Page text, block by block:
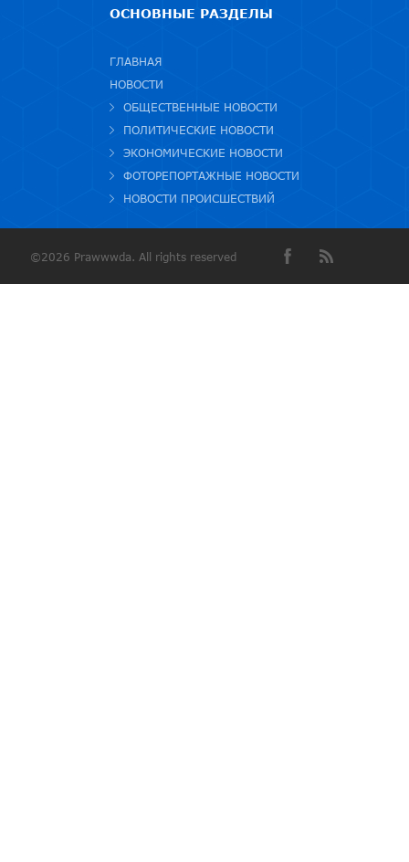
ОСНОВНЫЕ РАЗДЕЛЫ
ГЛАВНАЯ
НОВОСТИ
ОБЩЕСТВЕННЫЕ НОВОСТИ
ПОЛИТИЧЕСКИЕ НОВОСТИ
ЭКОНОМИЧЕСКИЕ НОВОСТИ
ФОТОРЕПОРТАЖНЫЕ НОВОСТИ
НОВОСТИ ПРОИСШЕСТВИЙ
©2026 Prawwwda. All rights reserved